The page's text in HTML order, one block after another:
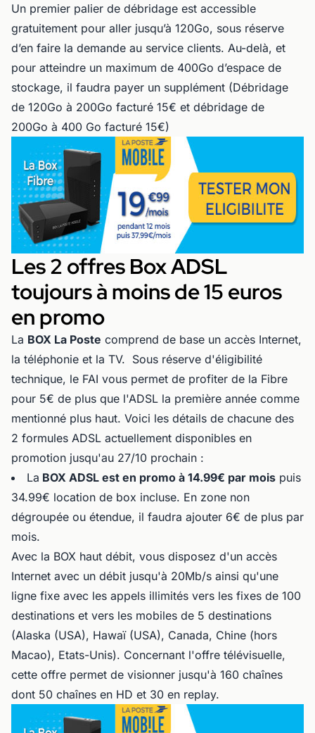
Un premier palier de débridage est accessible
gratuitement pour aller jusqu’à 120Go, sous réserve
d’en faire la demande au service clients. Au-delà, et
pour atteindre un maximum de 400Go d’espace de
stockage, il faudra payer un supplément (Débridage
de 120Go à 200Go facturé 15€ et débridage de
200Go à 400 Go facturé 15€)
Les 2 offres Box ADSL
toujours à moins de 15 euros
en promo
La BOX La Poste comprend de base un accès Internet,
la téléphonie et la TV. Sous réserve d'éligibilité
technique, le FAI vous permet de profiter de la Fibre
pour 5€ de plus que l'ADSL la première année comme
mentionné plus haut. Voici les détails de chacune des
2 formules ADSL actuellement disponibles en
promotion jusqu'au 27/10 prochain :
La BOX ADSL est en promo à 14.99€ par mois puis
34.99€ location de box incluse. En zone non
dégroupée ou étendue, il faudra ajouter 6€ de plus par
mois.
Avec la BOX haut débit, vous disposez d'un accès
Internet avec un débit jusqu'à 20Mb/s ainsi qu'une
ligne fixe avec les appels illimités vers les fixes de 100
destinations et vers les mobiles de 5 destinations
(Alaska (USA), Hawaï (USA), Canada, Chine (hors
Macao), Etats-Unis). Concernant l'offre télévisuelle,
cette offre permet de visionner jusqu'à 160 chaînes
dont 50 chaînes en HD et 30 en replay.